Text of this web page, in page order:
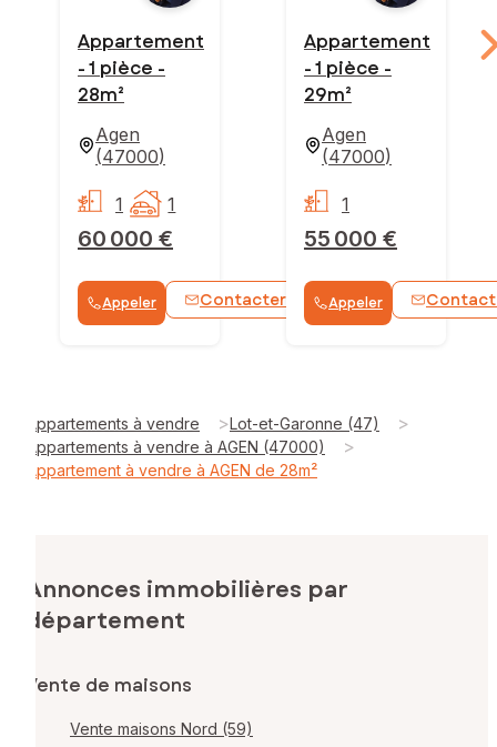
Appartement
- 1 pièce -
28m²
Agen
(47000)
60 000 €
1 1
Appeler Contacter WhatsApp
Appartement
- 1 pièce -
29m²
Agen
(47000)
55 000 €
1
Appeler
Appartements à vendre >Lot-et-Garonne (47) >
Appartements à vendre à AGEN (47000) >
Appartement à vendre à AGEN de 28m²
Annonces immobilières par
département
Vente de maisons
Vente maisons Nord (59)